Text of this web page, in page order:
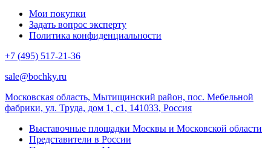
Мои покупки
Задать вопрос эксперту
Политика конфиденциальности
+7 (495) 517-21-36
sale@bochky.ru
Московская область, Мытищинский район, пос. Мебельной
фабрики, ул. Труда, дом 1, с1 , 141033, Россия
Выставочные площадки Москвы и Московской области
Представители в России